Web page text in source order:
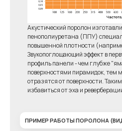
Акустический поролон
пенополиуретана (ППУ)
повышенной плотности
Звукопоглощающий эффект в
профиль панели - чем глубже
поверхностями пирамидок, тем
отразятся от поверхности.
избавиться от эха и
ПРИМЕР РАБОТЫ ПОРОЛОНА